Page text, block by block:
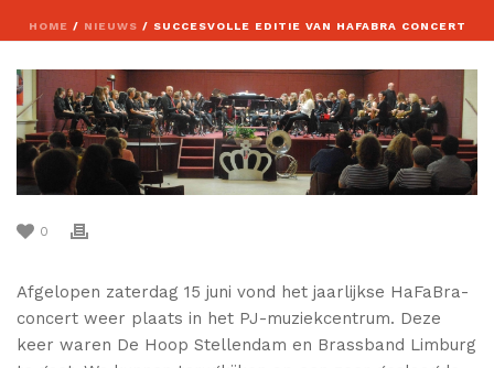
HOME / NIEUWS / SUCCESVOLLE EDITIE VAN HAFABRA CONCERT
0
Afgelopen zaterdag 15 juni vond het jaarlijkse HaFaBra-
concert weer plaats in het PJ-muziekcentrum. Deze
keer waren De Hoop Stellendam en Brassband Limburg